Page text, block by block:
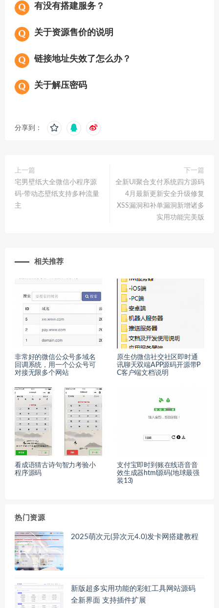
有没有搭建服务？
关于资源售价的说明
链接地址失效了怎么办？
关于解压密码
分享到：
上一篇
宅男壁纸大全微信小程序源
码-带动态壁纸支持多种流量
主
下一篇
全新UI聚合支付系统四方源码
4月最新更新安全升级修复
XSS漏洞和补单漏洞新增诸多
实用功能完美版
相关推荐
非常好的微信公众号多域名
回调系统，用一个公众号可
对接无限多个网站
原生仿微信社交社区即时通
讯聊天双端APP源码开源带P
C客户端文档说明
看成语猜古诗句智力考验小
程序源码
支付宝即时到账在线语音音
效生成器html源码(地球最强
装13)
热门资源
2025萌次元(异次元4.0)发卡网搭建教程
新版超多实用功能的彩虹工具网站源码
全新界面 支持插件扩展